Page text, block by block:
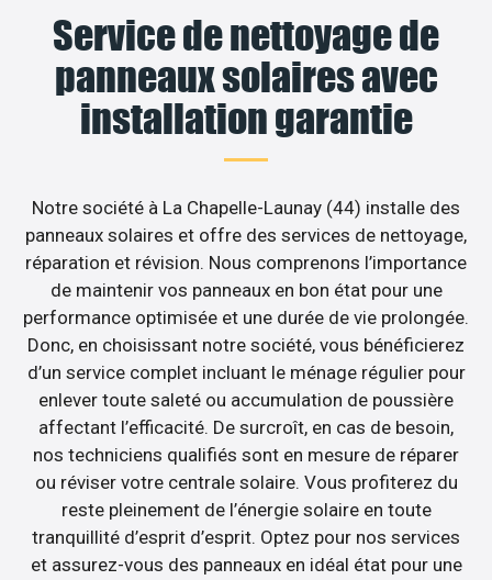
Service de nettoyage de
panneaux solaires avec
installation garantie
Notre société à La Chapelle-Launay (44) installe des
panneaux solaires et offre des services de nettoyage,
réparation et révision. Nous comprenons l’importance
de maintenir vos panneaux en bon état pour une
performance optimisée et une durée de vie prolongée.
Donc, en choisissant notre société, vous bénéficierez
d’un service complet incluant le ménage régulier pour
enlever toute saleté ou accumulation de poussière
affectant l’efficacité. De surcroît, en cas de besoin,
nos techniciens qualifiés sont en mesure de réparer
ou réviser votre centrale solaire. Vous profiterez du
reste pleinement de l’énergie solaire en toute
tranquillité d’esprit d’esprit. Optez pour nos services
et assurez-vous des panneaux en idéal état pour une